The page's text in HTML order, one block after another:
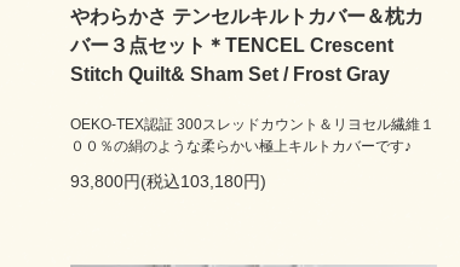
やわらかさ テンセルキルトカバー＆枕カ
バー３点セット＊TENCEL Crescent
Stitch Quilt& Sham Set / Frost Gray
OEKO-TEX認証 300スレッドカウント＆リヨセル繊維１
００％の絹のような柔らかい極上キルトカバーです♪
93,800円(税込103,180円)